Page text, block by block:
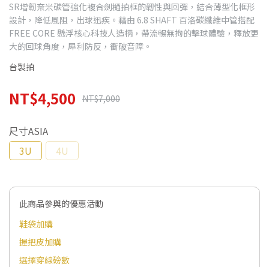
SR增韌奈米碳管強化複合劍樋拍框的韌性與回彈，結合薄型化框形
設計，降低風阻，出球迅疾。藉由 6.8 SHAFT 百洛碳纖維中管搭配
FREE CORE 懸浮核心科技人造柄，帶流暢無拘的擊球體驗，釋放更
大的回球角度，犀利防反，衝破音障。
台製拍
NT$4,500 NT$7,000
尺寸ASIA
3U
4U
此商品參與的優惠活動
鞋袋加購
握把皮加購
選擇穿線磅數